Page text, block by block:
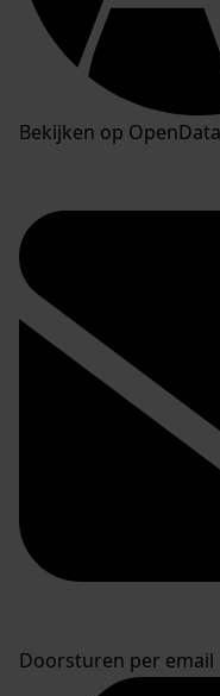
Bekijken op OpenData
Doorsturen per email